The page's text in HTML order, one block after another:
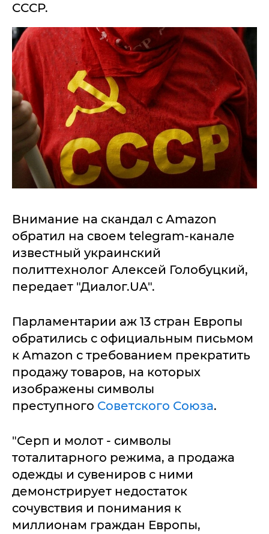
СССР.
Внимание на скандал с Amazon
обратил на своем telegram-канале
известный украинский
политтехнолог Алексей Голобуцкий,
передает "Диалог.UA".
Парламентарии аж 13 стран Европы
обратились с официальным письмом
к Amazon с требованием прекратить
продажу товаров, на которых
изображены символы
преступного Советского Союза.
"Серп и молот - символы
тоталитарного режима, а продажа
одежды и сувениров с ними
демонстрирует недостаток
сочувствия и понимания к
миллионам граждан Европы,